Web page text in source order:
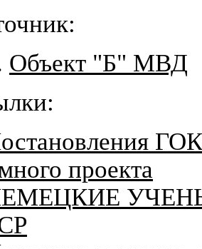
Объект "Б" МВД
проекта